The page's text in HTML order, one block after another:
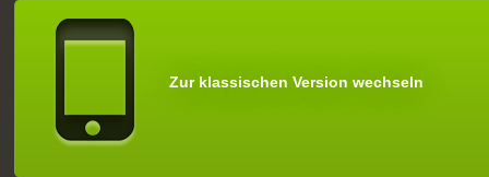
Zur klassischen Version wechseln